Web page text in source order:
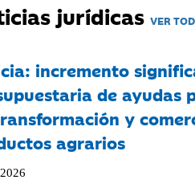
jurídicasVER
incremento
de ayudas
y
agrarios